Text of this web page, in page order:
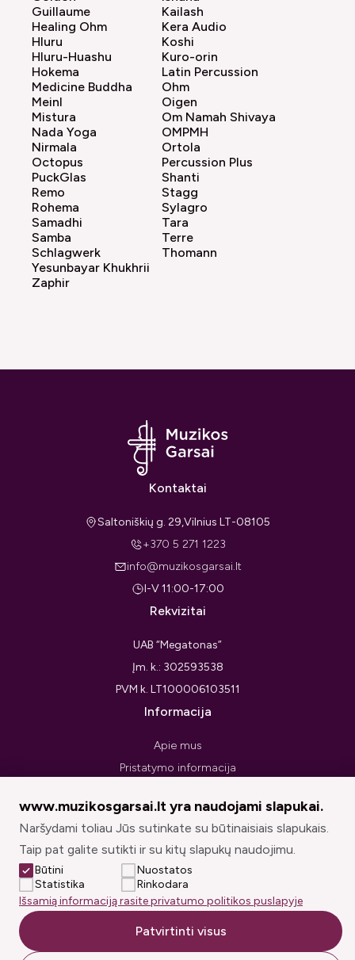
Guillaume
Healing Ohm
Hluru
Hluru-Huashu
Hokema
Kailash
Kera Audio
Koshi
Kuro-orin
Latin Percussion
Medicine Buddha
Meinl
Mistura
Nada Yoga
Nirmala
Octopus
Ohm
Oigen
Om Namah Shivaya
OMPMH
Ortola
Percussion Plus
PuckGlas
Remo
Rohema
Samadhi
Samba
Schlagwerk
Shanti
Stagg
Sylagro
Tara
Terre
Thomann
Yesunbayar Khukhrii
Zaphir
Kontaktai
Saltoniškių g. 29,Vilnius LT-08105
+370 5 271 1223
info@muzikosgarsai.lt
I-V 11:00-17:00
Rekvizitai
UAB “Megatonas”
Įm. k.: 302593538
PVM k. LT100006103511
Informacija
Apie mus
Pristatymo informacija
Pirkimo taisyklės ir sąlygos
Prekių grąžinimo forma
Sekite mus
www.muzikosgarsai.lt yra naudojami slapukai.
Naršydami toliau Jūs sutinkate su būtinaisiais slapukais.
Taip pat galite sutikti ir su kitų slapukų naudojimu.
Būtini
Nuostatos
Statistika
Rinkodara
Išsamią informaciją rasite privatumo politikos puslapyje
Patvirtinti visus